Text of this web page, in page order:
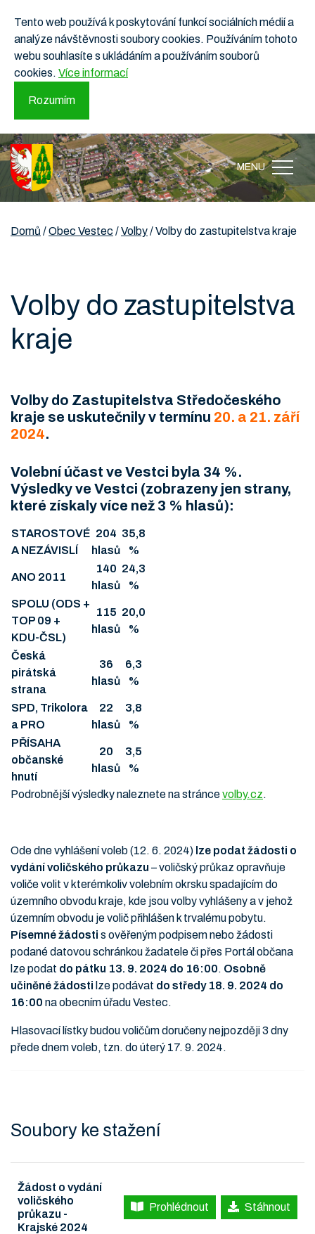
Tento web používá k poskytování funkcí sociálních médií a
analýze návštěvnosti soubory cookies. Používáním tohoto
webu souhlasíte s ukládáním a používáním souborů
cookies. Více informací
Rozumím
MENU
Domů /Obec Vestec /Volby/Volby do zastupitelstva kraje
Volby do zastupitelstva
kraje
Volby do Zastupitelstva Středočeského
kraje se uskutečnily v termínu 20. a 21. září
2024.
Volební účast ve Vestci byla 34 %.
Výsledky ve Vestci (zobrazeny jen strany,
které získaly více než 3 % hlasů):
STAROSTOVÉ
A NEZÁVISLÍ
204
hlasů
35,8
%
ANO 2011
140
hlasů
24,3
%
SPOLU (ODS +
TOP 09 +
KDU-ČSL)
115
hlasů
20,0
%
Česká
pirátská
strana
36
hlasů
6,3
%
SPD, Trikolora
a PRO
22
hlasů
3,8
%
PŘÍSAHA
občanské
hnutí
20
hlasů
3,5
%
Podrobnější výsledky naleznete na stráncevolby.cz.
Ode dne vyhlášení voleb (12. 6. 2024) lze podat žádosti o
vydání voličského průkazu – voličský průkaz opravňuje
voliče volit v kterémkoliv volebním okrsku spadajícím do
územního obvodu kraje, kde jsou volby vyhlášeny a v jehož
územním obvodu je volič přihlášen k trvalému pobytu.
Písemné žádosti s ověřeným podpisem nebo žádosti
podané datovou schránkou žadatele či přes Portál občana
lze podat do pátku 13. 9. 2024 do 16:00. Osobně
učiněné žádosti lze podávat do středy 18. 9. 2024 do
16:00 na obecním úřadu Vestec.
Hlasovací lístky budou voličům doručeny nejpozději 3 dny
přede dnem voleb, tzn. do úterý 17. 9. 2024.
Soubory ke stažení
Žádost o vydání
voličského
průkazu -
Krajské 2024
Prohlédnout Stáhnout